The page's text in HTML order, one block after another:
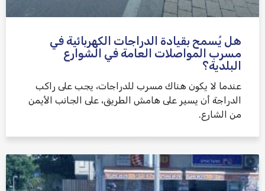
هل يُسمح بقيادة الدراجات الكهربائية في
مسرب المواصلات العامة في الشوارع
البلدية؟
عندما لا يكون هناك مسرب للدراجات، يجب على راكب
الدراجة أن يسير على هامش الطريق، على الجانب الأيمن
من الشارع.